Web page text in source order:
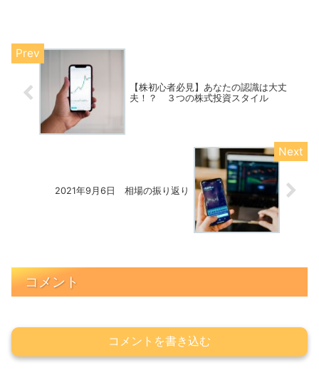
【株初心者必見】あなたの認識は大丈
夫！？ ３つの株式投資スタイル
2021年9月6日 相場の振り返り
コメント
コメントを書き込む